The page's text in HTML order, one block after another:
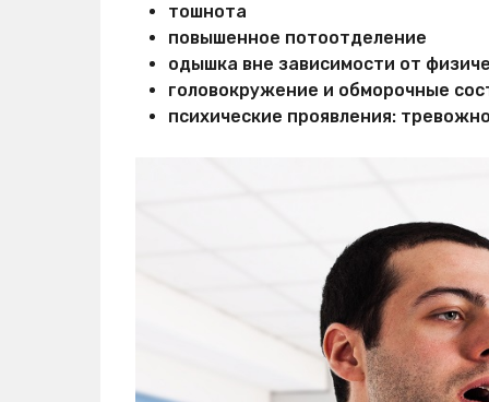
тошнота
повышенное потоотделение
одышка вне зависимости от
головокружение и обморочные
психические проявления: